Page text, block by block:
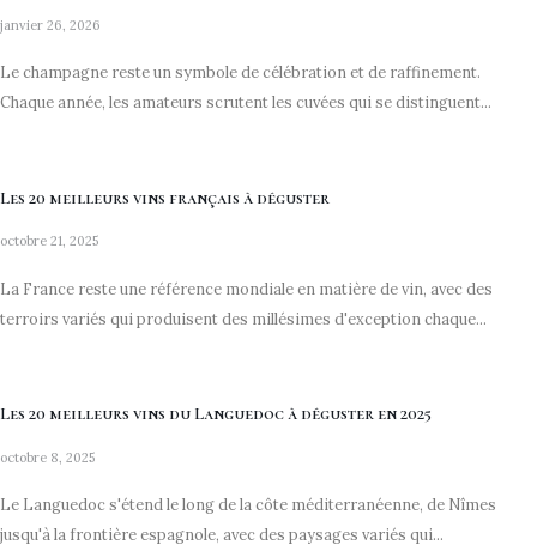
janvier 26, 2026
Le champagne reste un symbole de célébration et de raffinement.
Chaque année, les amateurs scrutent les cuvées qui se distinguent...
Les 20 meilleurs vins français à déguster
octobre 21, 2025
La France reste une référence mondiale en matière de vin, avec des
terroirs variés qui produisent des millésimes d'exception chaque...
Les 20 meilleurs vins du Languedoc à déguster en 2025
octobre 8, 2025
Le Languedoc s'étend le long de la côte méditerranéenne, de Nîmes
jusqu'à la frontière espagnole, avec des paysages variés qui...